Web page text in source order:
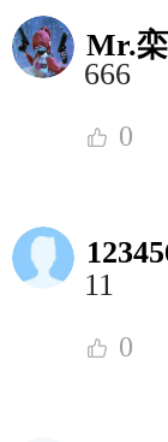
Mr.栾
666
0
11
0